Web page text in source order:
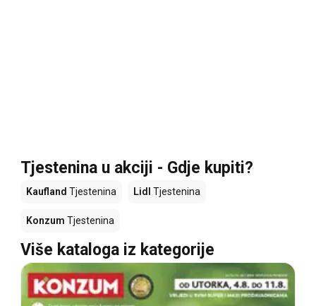
Tjestenina u akciji - Gdje kupiti?
Kaufland Tjestenina Lidl Tjestenina
Konzum Tjestenina
Više kataloga iz kategorije